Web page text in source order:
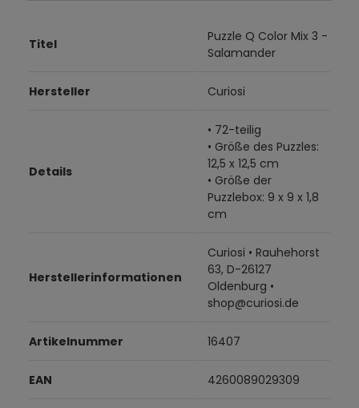
Titel
Puzzle Q Color Mix 3 -
Salamander
Hersteller Curiosi
Details
• 72-teilig
• Größe des Puzzles:
12,5 x 12,5 cm
• Größe der
Puzzlebox: 9 x 9 x 1,8
cm
Herstellerinformationen
Curiosi • Rauhehorst
63, D-26127
Oldenburg •
shop@curiosi.de
Artikelnummer 16407
EAN 4260089029309